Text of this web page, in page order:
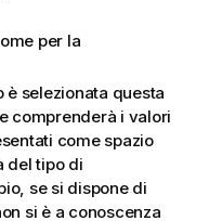
per la
è selezionata questa
comprenderà i valori
come spazio
del tipo di
se si dispone di
si è a conoscenza